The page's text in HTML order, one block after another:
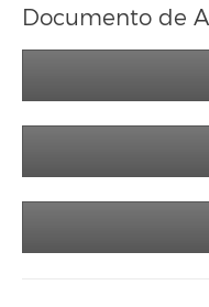
Documento de